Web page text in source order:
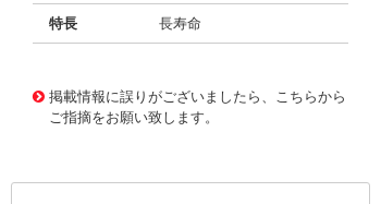
特長 長寿命
掲載情報に誤りがございましたら、こちらから
ご指摘をお願い致します。